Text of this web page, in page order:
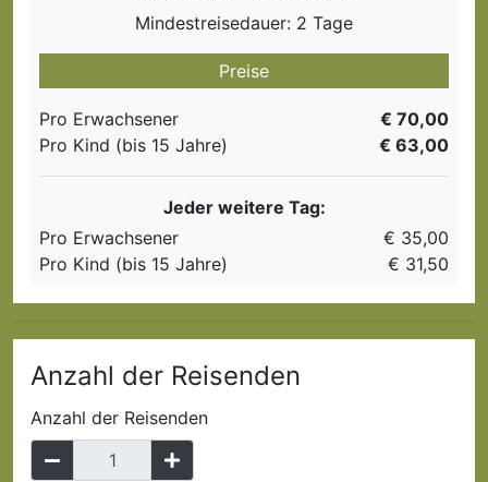
Mindestreisedauer: 2 Tage
Preise
Pro Erwachsener
€ 70,00
Pro Kind (bis 15 Jahre)
€ 63,00
Jeder weitere Tag:
Pro Erwachsener
€ 35,00
Pro Kind (bis 15 Jahre)
€ 31,50
Anzahl der Reisenden
Anzahl der Reisenden